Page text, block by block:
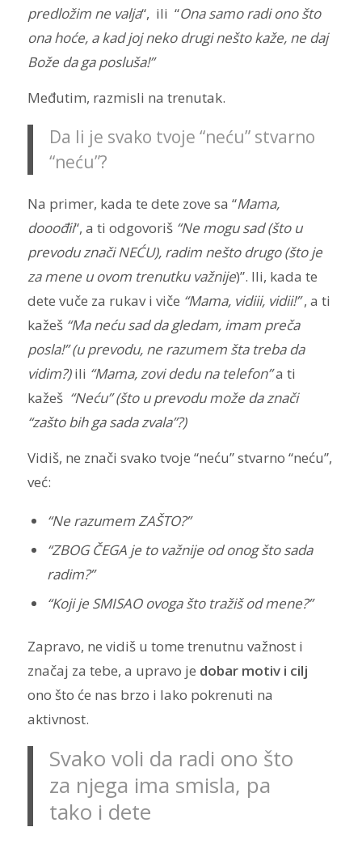
predložim ne valja“, ili “Ona samo radi ono što
ona hoće, a kad joj neko drugi nešto kaže, ne daj
Bože da ga posluša!”
Međutim, razmisli na trenutak.
Da li je svako tvoje “neću” stvarno
“neću”?
Na primer, kada te dete zove sa “Mama,
dooođii“, a ti odgovoriš “Ne mogu sad (što u
prevodu znači NEĆU), radim nešto drugo (što je
za mene u ovom trenutku važnije)”. Ili, kada te
dete vuče za rukav i viče “Mama, vidiii, vidii!”, a ti
kažeš“Ma neću sad da gledam, imam preča
posla!” (u prevodu, ne razumem šta treba da
vidim?)ili “Mama, zovi dedu na telefon”a ti
kažeš “Neću” (što u prevodu može da znači
“zašto bih ga sada zvala”?)
Vidiš, ne znači svako tvoje “neću” stvarno “neću”,
već:
“Ne razumem ZAŠTO?”
“ZBOG ČEGA je to važnije od onog što sada
radim?”
“Koji je SMISAO ovoga što tražiš od mene?”
Zapravo, ne vidiš u tome trenutnu važnost i
značaj za tebe, a upravo je dobar motiv i cilj
ono što će nas brzo i lako pokrenuti na
aktivnost.
Svako voli da radi ono što
za njega ima smisla, pa
tako i dete